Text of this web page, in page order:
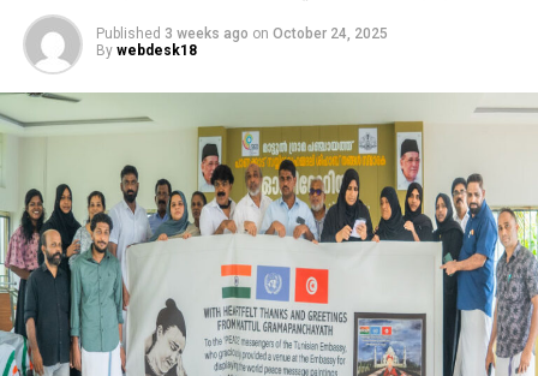
Published 3 weeks ago on October 24, 2025
By webdesk18